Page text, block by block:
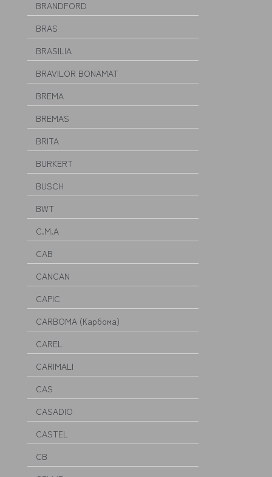
BRANDFORD
BRAS
BRASILIA
BRAVILOR BONAMAT
BREMA
BREMAS
BRITA
BURKERT
BUSCH
BWT
C.M.A
CAB
CANCAN
CAPIC
CARBOMA (Карбома)
CAREL
CARIMALI
CAS
CASADIO
CASTEL
CB